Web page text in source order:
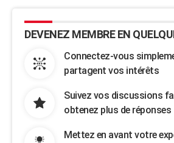
DEVENEZ MEMBRE EN
Connectez-vous
partagent vos intérêts
Suivez vos discussions
obtenez plus de réponses
Mettez en avant votre